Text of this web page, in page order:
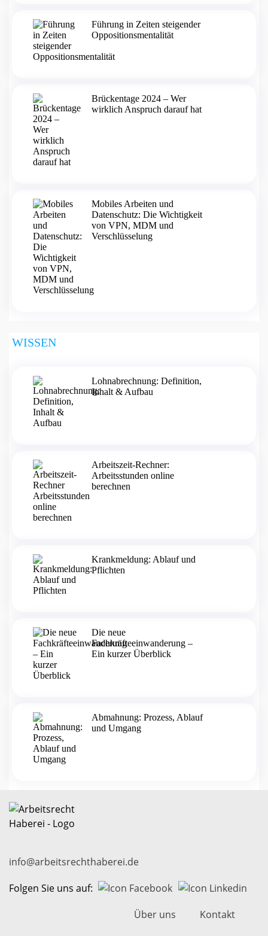
Führung in Zeiten steigender
Oppositionsmentalität
Brückentage 2024 – Wer
wirklich Anspruch darauf hat
Mobiles Arbeiten und
Datenschutz: Die Wichtigkeit
von VPN, MDM und
Verschlüsselung
WISSEN
Lohnabrechnung: Definition,
Inhalt & Aufbau
Arbeitszeit-Rechner:
Arbeitsstunden online
berechnen
Krankmeldung: Ablauf und
Pflichten
Die neue
Fachkräfteeinwanderung –
Ein kurzer Überblick
Abmahnung: Prozess, Ablauf
und Umgang
info@arbeitsrechthaberei.de
Folgen Sie uns auf:
Über uns
Kontakt